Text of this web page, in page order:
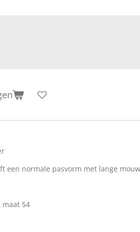
een normale pasvorm met lange
54